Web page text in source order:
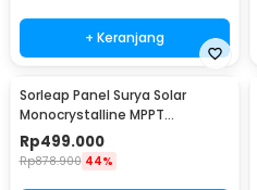
+ Keranjang
Sorleap Panel Surya Solar
Monocrystalline MPPT
Waterproof DC Plug 25W 12V -
UPS-25W
Rp499.000
Rp878.900 44%